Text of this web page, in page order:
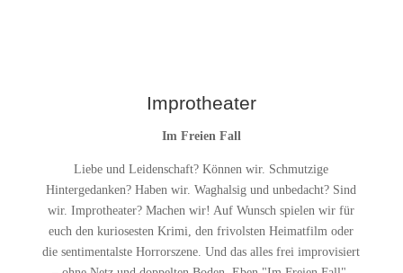
Improtheater
Im Freien Fall
Liebe und Leidenschaft? Können wir. Schmutzige
Hintergedanken? Haben wir. Waghalsig und unbedacht? Sind
wir. Improtheater? Machen wir! Auf Wunsch spielen wir für
euch den kuriosesten Krimi, den frivolsten Heimatfilm oder
die sentimentalste Horrorszene. Und das alles frei improvisiert